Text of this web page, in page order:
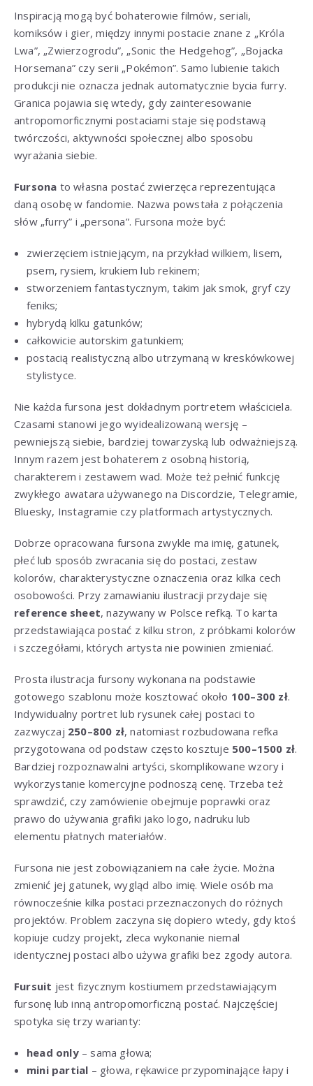
Inspiracją mogą być bohaterowie filmów, seriali,
komiksów i gier, między innymi postacie znane z „Króla
Lwa”, „Zwierzogrodu”, „Sonic the Hedgehog”, „Bojacka
Horsemana” czy serii „Pokémon”. Samo lubienie takich
produkcji nie oznacza jednak automatycznie bycia furry.
Granica pojawia się wtedy, gdy zainteresowanie
antropomorficznymi postaciami staje się podstawą
twórczości, aktywności społecznej albo sposobu
wyrażania siebie.
Fursona to własna postać zwierzęca reprezentująca
daną osobę w fandomie. Nazwa powstała z połączenia
słów „furry” i „persona”. Fursona może być:
zwierzęciem istniejącym, na przykład wilkiem, lisem,
psem, rysiem, krukiem lub rekinem;
stworzeniem fantastycznym, takim jak smok, gryf czy
feniks;
hybrydą kilku gatunków;
całkowicie autorskim gatunkiem;
postacią realistyczną albo utrzymaną w kreskówkowej
stylistyce.
Nie każda fursona jest dokładnym portretem właściciela.
Czasami stanowi jego wyidealizowaną wersję –
pewniejszą siebie, bardziej towarzyską lub odważniejszą.
Innym razem jest bohaterem z osobną historią,
charakterem i zestawem wad. Może też pełnić funkcję
zwykłego awatara używanego na Discordzie, Telegramie,
Bluesky, Instagramie czy platformach artystycznych.
Dobrze opracowana fursona zwykle ma imię, gatunek,
płeć lub sposób zwracania się do postaci, zestaw
kolorów, charakterystyczne oznaczenia oraz kilka cech
osobowości. Przy zamawianiu ilustracji przydaje się
reference sheet, nazywany w Polsce refką. To karta
przedstawiająca postać z kilku stron, z próbkami kolorów
i szczegółami, których artysta nie powinien zmieniać.
Prosta ilustracja fursony wykonana na podstawie
gotowego szablonu może kosztować około 100–300 zł.
Indywidualny portret lub rysunek całej postaci to
zazwyczaj 250–800 zł, natomiast rozbudowana refka
przygotowana od podstaw często kosztuje 500–1500 zł.
Bardziej rozpoznawalni artyści, skomplikowane wzory i
wykorzystanie komercyjne podnoszą cenę. Trzeba też
sprawdzić, czy zamówienie obejmuje poprawki oraz
prawo do używania grafiki jako logo, nadruku lub
elementu płatnych materiałów.
Fursona nie jest zobowiązaniem na całe życie. Można
zmienić jej gatunek, wygląd albo imię. Wiele osób ma
równocześnie kilka postaci przeznaczonych do różnych
projektów. Problem zaczyna się dopiero wtedy, gdy ktoś
kopiuje cudzy projekt, zleca wykonanie niemal
identycznej postaci albo używa grafiki bez zgody autora.
Fursuit jest fizycznym kostiumem przedstawiającym
fursonę lub inną antropomorficzną postać. Najczęściej
spotyka się trzy warianty:
head only– sama głowa;
mini partial – głowa, rękawice przypominające łapy i